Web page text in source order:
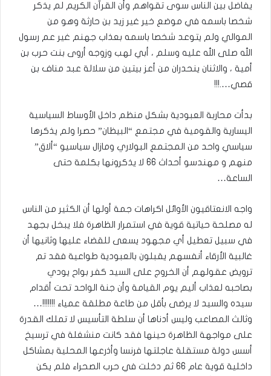
يفاضل بين الناس سوى تقواهم وأن القرآن الكريم لم يذكر
شخصا باسمه في موضع خير غير زيد بن حارثة وهو من
الموالي ولم يتوعد شخصا باسمه بعذاب جهنم غير عم رسول
الله صلى الله عليه وسلم ، أبي لهب وزوجه أروى بنت حرب بن
أمية ، والاثنان ينحدران من أعز بيتين من سلالة عبد مناف بن
قصي….!!!
بدأت محاربة العبودية بشكل منظم داخل الأوساط السياسية
اليسارية والقومية في مجتمع “البيظان” حصرا ولم يذكرها
سياسي واحد من المجتمع البولاري ومازال سياسيو “ألاق”
منهم و مهندسو أحداث 66 لا يذكرونها بكلمة حتى
الساعة…
واجه الانعتاقيون الأوائل اكراهات جمة أولها أن الكثير من الناس
له مصلحة حياتية قوية في استمرار الظاهرة فلا يبخل بجهد
في سبيل تعطيل أي مجهود يسعى للقضاء عليها وثانيها أن
غالبية الأرقاء أنفسهم يقبلون بالعبودية طواعية فقد تم
ترويض عقولهم أن الخروج على السيد كفر بواح يودي
بصاحبه لعذاب أليم يوم القيامة وأن جنة الواحد تحت أقدام
سيده والسيد لا يرضى بأقل من طاعة مطلقة عمياء !!!!!!!…
وثالث المصاعب وليس أدناها أن سلطة التأسيس لا تملك القدرة
على مواجهة الظاهرة حينها فقد كانت منشغلة في ترسيخ
أسس دولة مستقلة عاجلتها فرنسا وأذرعها المحلية بمشاكل
داخلية قوية عام 66 ثم دخلت في حرب الصحراء فلم يكن